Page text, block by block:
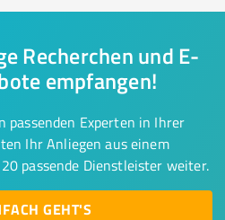
Recherchen und E-
empfangen!
passenden Experten in Ihrer
Ihr Anliegen aus einem
passende Dienstleister weiter.
GEHT'S